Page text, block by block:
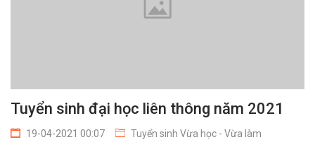
Tuyển sinh đại học liên thông năm 2021
19-04-2021 00:07 Tuyển sinh Vừa học - Vừa làm